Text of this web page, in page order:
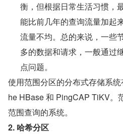
衡，但根据日常生活习惯，
能比前几年的查询流量加起
流量不均。总的来说，一些
多的数据和请求，一般通过
点问题。
使用范围分区的分布式存储系
he HBase 和 PingCAP TiKV。
范围查询的系统。
2. 哈希分区